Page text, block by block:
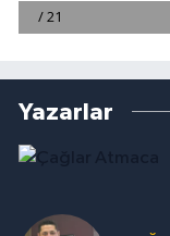
Yazarlar